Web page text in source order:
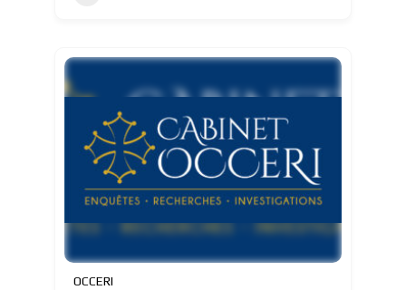
OCCERI